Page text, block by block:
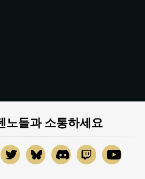
노들과 소통하세요